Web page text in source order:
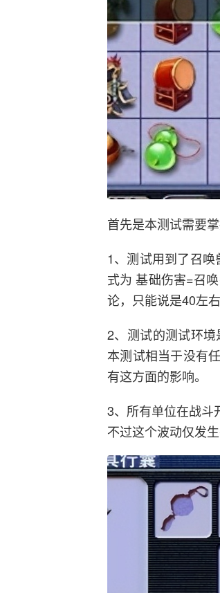
首先是本测试需要掌
1、测试用到了召
式为 基础伤害=召
论，只能说是40左
2、测试的测试环
本测试相当于没有
有这方面的影响。
3、所有单位在战斗
不过这个波动仅发